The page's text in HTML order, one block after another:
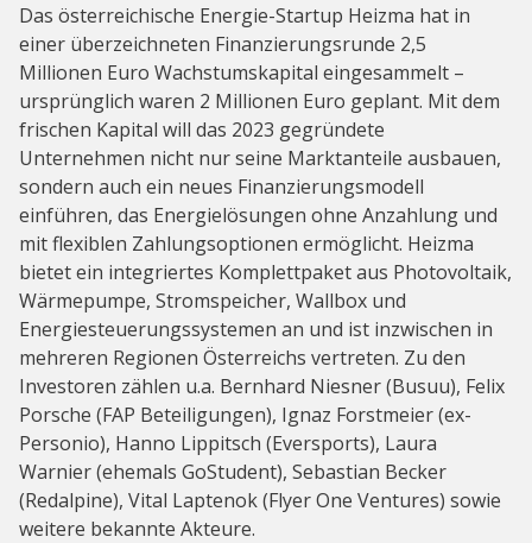
Das österreichische Energie-Startup Heizma hat in
einer überzeichneten Finanzierungsrunde 2,5
Millionen Euro Wachstumskapital eingesammelt –
ursprünglich waren 2 Millionen Euro geplant. Mit dem
frischen Kapital will das 2023 gegründete
Unternehmen nicht nur seine Marktanteile ausbauen,
sondern auch ein neues Finanzierungsmodell
einführen, das Energielösungen ohne Anzahlung und
mit flexiblen Zahlungsoptionen ermöglicht. Heizma
bietet ein integriertes Komplettpaket aus Photovoltaik,
Wärmepumpe, Stromspeicher, Wallbox und
Energiesteuerungssystemen an und ist inzwischen in
mehreren Regionen Österreichs vertreten. Zu den
Investoren zählen u.a. Bernhard Niesner (Busuu), Felix
Porsche (FAP Beteiligungen), Ignaz Forstmeier (ex-
Personio), Hanno Lippitsch (Eversports), Laura
Warnier (ehemals GoStudent), Sebastian Becker
(Redalpine), Vital Laptenok (Flyer One Ventures) sowie
weitere bekannte Akteure.